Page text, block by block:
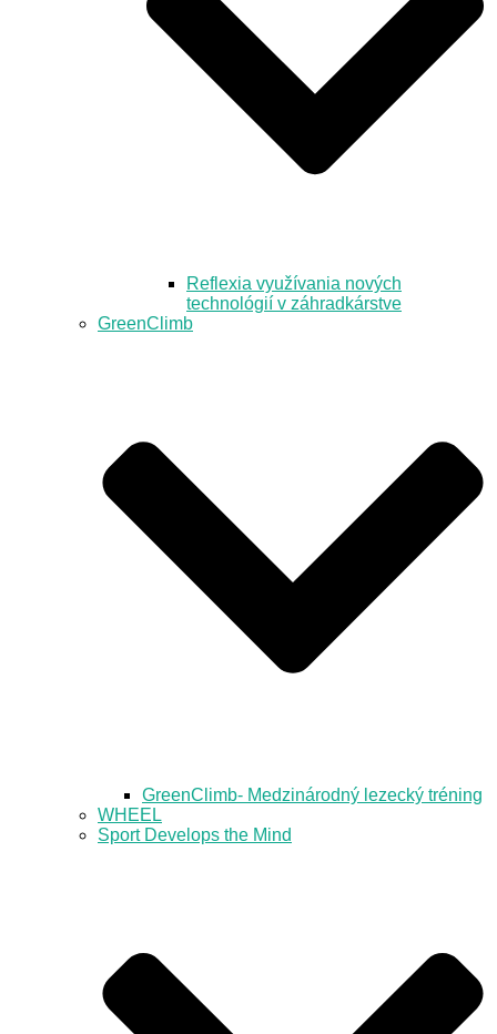
Reflexia využívania nových
technológií v záhradkárstve
GreenClimb
GreenClimb- Medzinárodný lezecký tréning
WHEEL
Sport Develops the Mind